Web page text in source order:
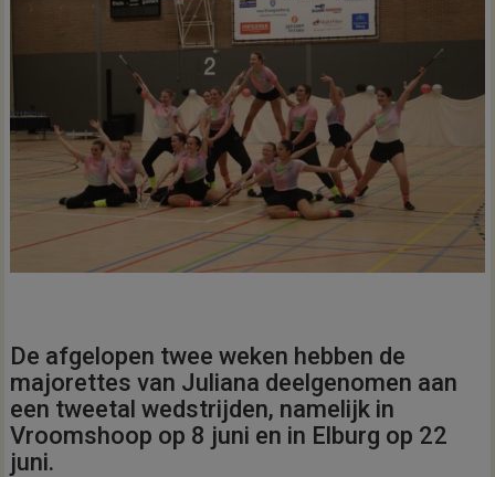
De afgelopen twee weken hebben de
majorettes van Juliana deelgenomen aan
een tweetal wedstrijden, namelijk in
Vroomshoop op 8 juni en in Elburg op 22
juni.